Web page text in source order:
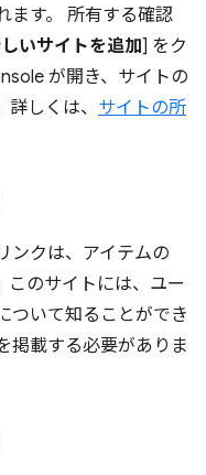
ます。 所有する確認
いサイトを追加] をク
が開き、サイトの
しくは、 サイトの所
ンクは、アイテムの
このサイトには、ユー
ついて知ることができ
掲載する必要がありま